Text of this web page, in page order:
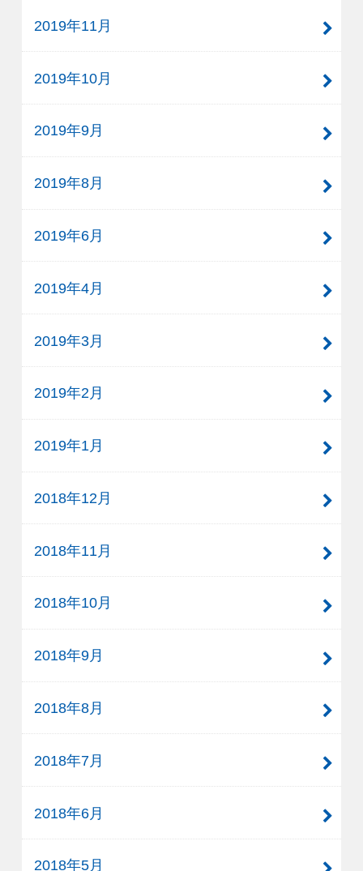
2019年11月
2019年10月
2019年9月
2019年8月
2019年6月
2019年4月
2019年3月
2019年2月
2019年1月
2018年12月
2018年11月
2018年10月
2018年9月
2018年8月
2018年7月
2018年6月
2018年5月